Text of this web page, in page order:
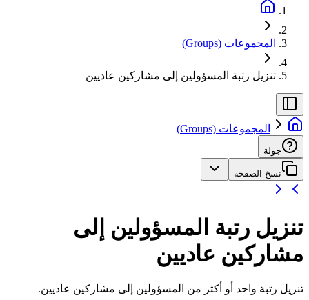
المجموعات (Groups)
تنزيل رتبة المسؤولين إلى مشاركين عاديين
المجموعات (Groups)
جولة
نسخ الصفحة
تنزيل رتبة المسؤولين إلى
مشاركين عاديين
تنزيل رتبة واحد أو أكثر من المسؤولين إلى مشاركين عاديين.